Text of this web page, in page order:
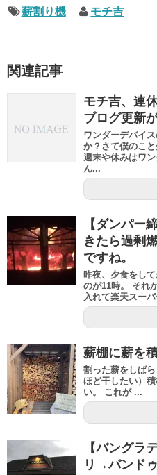
薪割り機 モチ吉
関連記事
モチ吉、連
ブログ更新
ワンダーデバイ
か？さて僕のこと
週末や休みはワ
ん...
【ダンパー
きたら過剰
ですね。
昨夜、夕食をし
のが11時。 それ
入れて楽天スー
薪棚に薪を
割った薪をしば
ほど干したい）
い。 これが ...
【バングラ
リ→バンド